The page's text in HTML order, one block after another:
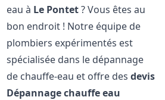
eau à Le Pontet? Vous êtes au
bon endroit ! Notre équipe de
plombiers expérimentés est
spécialisée dans le dépannage
de chauffe-eau et offre desdevis
Dépannage chauffe eau